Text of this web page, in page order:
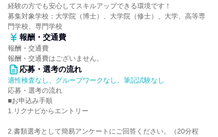
経験の方でも安心してスキルアップできる環境です！
募集対象学校：大学院（博士）、大学院（修士）、大学、高等専
門学校、専門学校
報酬・交通費
報酬・交通費
報酬・交通費はございません。
応募・選考の流れ
適性検査なし、グループワークなし、筆記試験なし
応募・選考の流れ
■お申込み手順
1.リクナビからエントリー
2.書類選考として簡易アンケートにご回答ください。（20分程